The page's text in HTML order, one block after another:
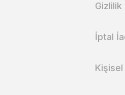
Gizlilik
İptal
Kişisel